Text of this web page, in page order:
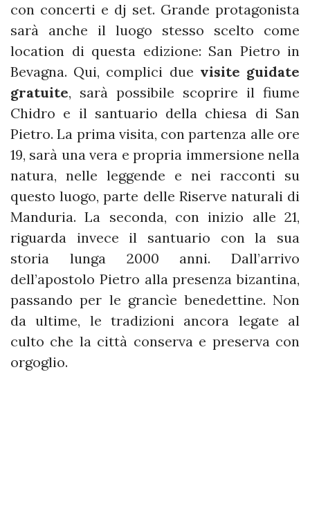
con concerti e dj set. Grande protagonista
sarà anche il luogo stesso scelto come
location di questa edizione: San Pietro in
Bevagna. Qui, complici due visite guidate
gratuite, sarà possibile scoprire il fiume
Chidro e il santuario della chiesa di San
Pietro. La prima visita, con partenza alle ore
19, sarà una vera e propria immersione nella
natura, nelle leggende e nei racconti su
questo luogo, parte delle Riserve naturali di
Manduria. La seconda, con inizio alle 21,
riguarda invece il santuario con la sua
storia lunga 2000 anni. Dall’arrivo
dell’apostolo Pietro alla presenza bizantina,
passando per le grancìe benedettine. Non
da ultime, le tradizioni ancora legate al
culto che la città conserva e preserva con
orgoglio.